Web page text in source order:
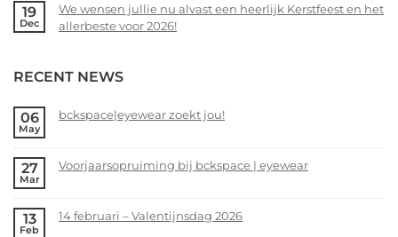
bckspace
|
on
14
Valentijnsdag
19
Dec
We wensen jullie nu alvast een heerlijk Kerstfeest en het
allerbeste voor 2026!
on
wensen
alvast
Kerstfeest
RECENT NEWS
06
May
bckspace|eyewear zoekt jou!
on
jou!
27
Mar
Voorjaarsopruiming bij bckspace | eyewear
on
13
Feb
14 februari – Valentijnsdag 2026